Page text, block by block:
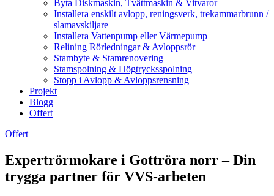
Byta Diskmaskin, Tvättmaskin & Vitvaror
Installera enskilt avlopp, reningsverk, trekammarbrunn /
slamavskiljare
Installera Vattenpump eller Värmepump
Relining Rörledningar & Avloppsrör
Stambyte & Stamrenovering
Stamspolning & Högtrycksspolning
Stopp i Avlopp & Avloppsrensning
Projekt
Blogg
Offert
Offert
Expertrörmokare i Gottröra norr – Din
trygga partner för VVS-arbeten